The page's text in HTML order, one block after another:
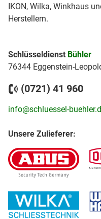
IKON, Wilka, Winkhaus
Herstellern.
Schlüsseldienst Bühler
76344 Eggenstein-
(0721) 41 960
info@schluessel-
Unsere Zulieferer: